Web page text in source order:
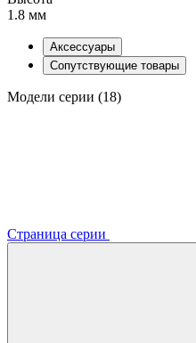
1.8 мм
Аксессуары
Сопутствующие товары
Модели серии (18)
Страница серии